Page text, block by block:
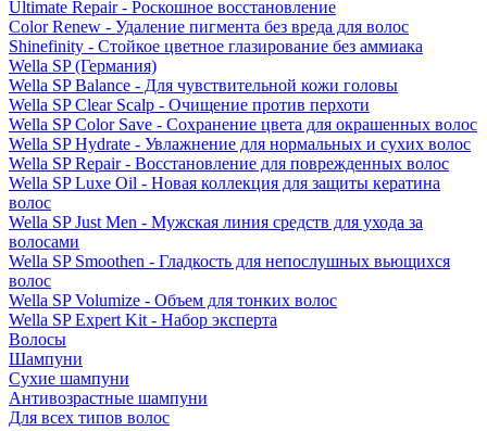
Ultimate Repair - Роскошное восстановление
Color Renew - Удаление пигмента без вреда для волос
Shinefinity - Стойкое цветное глазирование без аммиака
Wella SP (Германия)
Wella SP Balance - Для чувствительной кожи головы
Wella SP Clear Scalp - Очищение против перхоти
Wella SP Color Save - Сохранение цвета для окрашенных волос
Wella SP Hydrate - Увлажнение для нормальных и сухих волос
Wella SP Repair - Восстановление для поврежденных волос
Wella SP Luxe Oil - Новая коллекция для защиты кератина
волос
Wella SP Just Men - Мужская линия средств для ухода за
волосами
Wella SP Smoothen - Гладкость для непослушных вьющихся
волос
Wella SP Volumize - Объем для тонких волос
Wella SP Expert Kit - Набор эксперта
Волосы
Шампуни
Сухие шампуни
Антивозрастные шампуни
Для всех типов волос